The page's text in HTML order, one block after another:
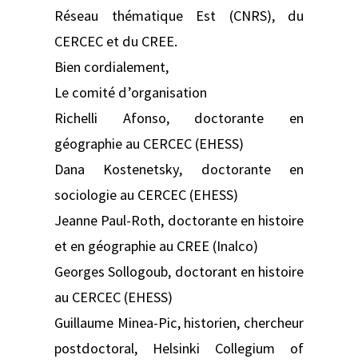
Réseau thématique Est (CNRS), du
CERCEC et du CREE.
Bien cordialement,
Le comité d’organisation
Richelli Afonso, doctorante en
géographie au CERCEC (EHESS)
Dana Kostenetsky, doctorante en
sociologie au CERCEC (EHESS)
Jeanne Paul-Roth, doctorante en histoire
et en géographie au CREE (Inalco)
Georges Sollogoub, doctorant en histoire
au CERCEC (EHESS)
Guillaume Minea-Pic, historien, chercheur
postdoctoral, Helsinki Collegium of